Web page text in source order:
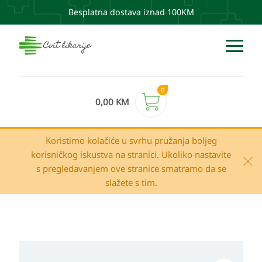
Besplatna dostava iznad 100KM
0,00 KM
0
Koristimo kolačiće u svrhu pružanja boljeg
korisničkog iskustva na stranici. Ukoliko nastavite
s pregledavanjem ove stranice smatramo da se
slažete s tim.